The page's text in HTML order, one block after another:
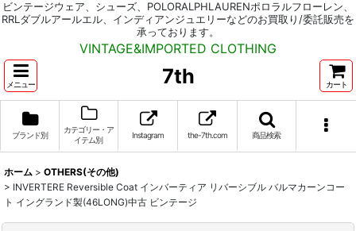
ビンテージウェア、シューズ、POLORALPHLAURENポロラルフローレン、
RRLダブルアールエル、インディアンジュエリーなどのお買取り/委託販売を
承っております。
VINTAGE&IMPORTED CLOTHING
メニュー 7th カート
ブランド別
カテゴリー・ア
イテム別
Instagram the-7th.com 商品検索
ホーム > OTHERS(その他)
> INVERTERE Reversible Coat インバーティア リバーシブル バルマカーンコー
ト イングランド製(46LONG)中古 ビンテージ